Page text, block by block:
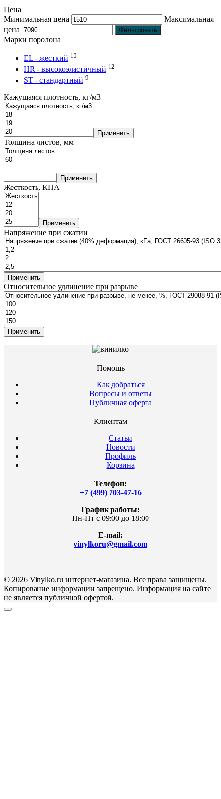
Цена
Минимальная цена
Максимальная
цена
Фильтровать
Марки поролона
EL - жесткий 10
HR - высокоэластичный 12
ST - стандартный 9
Кажущаяся плотность, кг/м3
Применить
Толщина листов, мм
Применить
Жесткость, КПА
Применить
Напряжение при сжатии
Применить
Относительное удлинение при разрыве
Применить
Помощь
Как добраться
Вопросы и ответы
Публичная оферта
Клиентам
Статьи
Новости
Профиль
Корзина
Телефон:
+7 (499) 703-47-16
График работы:
Пн-Пт с 09:00 до 18:00
E-mail:
vinylkoru@gmail.com
© 2026 Vinylko.ru интернет-магазина. Все права защищены.
Копирование информации запрещено. Информация на сайте
не является публичной офертой.